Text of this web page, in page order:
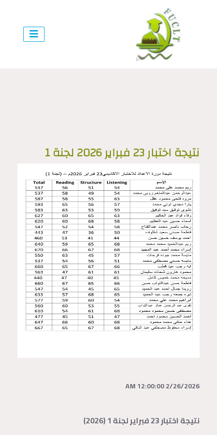
نتيجة اختبار 23 فبراير 2026 لجنة 1
2/26/2026 12:00:00 AM
نتيجة اختبار 23 فبراير لجنة 1 (2026)